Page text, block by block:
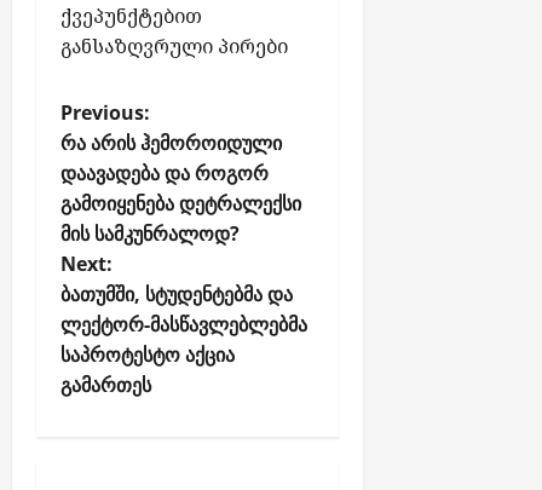
ქვეპუნქტებით
განსაზღვრული პირები
P
o
s
t
n
a
v
i
g
Previous:
რა არის ჰემოროიდული
დაავადება და როგორ
გამოიყენება დეტრალექსი
მის სამკუნრალოდ?
Next:
ბათუმში, სტუდენტებმა და
ლექტორ-მასწავლებლებმა
საპროტესტო აქცია
გამართეს